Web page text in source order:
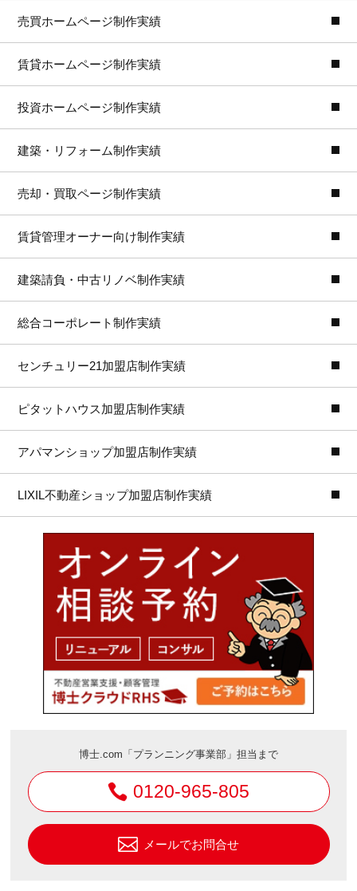
売買ホームページ制作実績
賃貸ホームページ制作実績
投資ホームページ制作実績
建築・リフォーム制作実績
売却・買取ページ制作実績
賃貸管理オーナー向け制作実績
建築請負・中古リノベ制作実績
総合コーポレート制作実績
センチュリー21加盟店制作実績
ピタットハウス加盟店制作実績
アパマンショップ加盟店制作実績
LIXIL不動産ショップ加盟店制作実績
博士.com「プランニング事業部」担当まで
0120-965-805
メールでお問合せ